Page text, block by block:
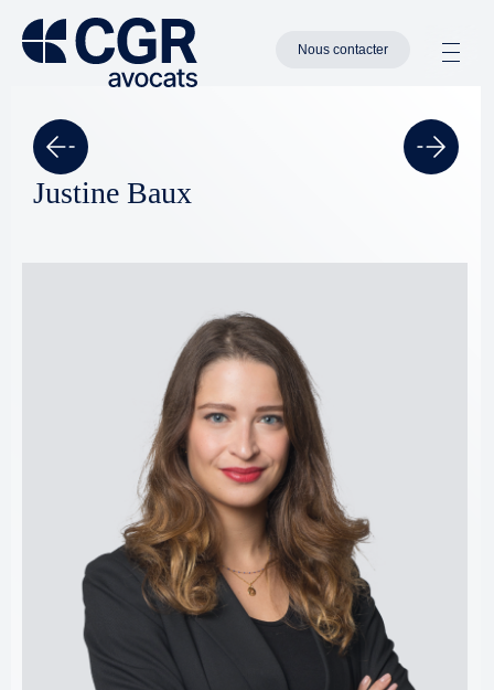
Nous contacter
Justine Baux